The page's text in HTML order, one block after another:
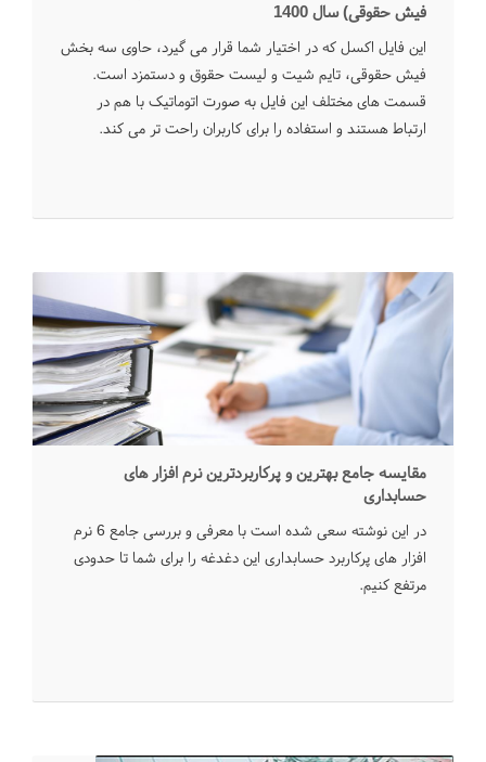
فیش حقوقی) سال 1400
این فایل اکسل که در اختیار شما قرار می گیرد، حاوی سه بخش
فیش حقوقی، تایم شیت و لیست حقوق و دستمزد است.
قسمت های مختلف این فایل به صورت اتوماتیک با هم در
ارتباط هستند و استفاده را برای کاربران راحت تر می کند.
مقایسه جامع بهترین و پرکاربردترین نرم افزار های
حسابداری
در این نوشته سعی شده است با معرفی و بررسی جامع 6 نرم
افزار های پرکاربرد حسابداری این دغدغه را برای شما تا حدودی
مرتفع کنیم.